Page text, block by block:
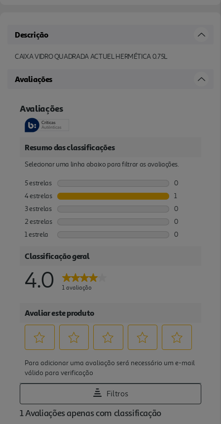
Descrição
CAIXA VIDRO QUADRADA ACTUEL HERMÉTICA 0.75L
Avaliações